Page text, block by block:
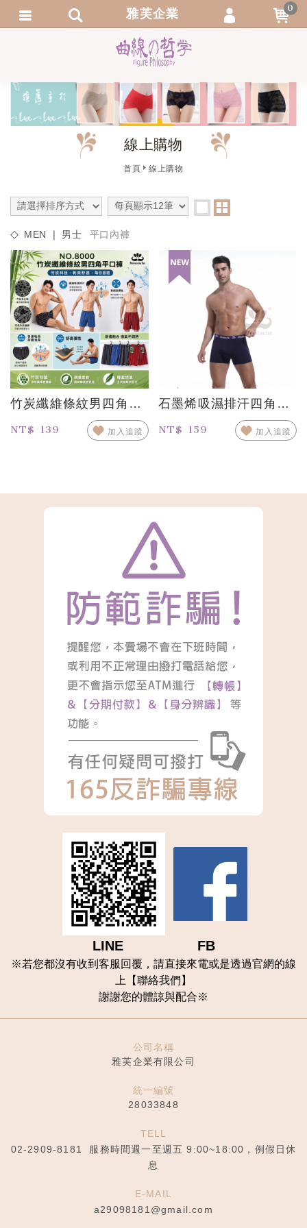
線上購物
首頁 線上購物
MEN ❘ 男士 平口內褲
竹炭纖維條紋男四角平口褲
NT$ 139 加入追蹤
石墨烯吸濕排汗四角平口褲
NT$ 159 加入追蹤
LINE FB
※若您都沒有收到客服回覆，請直接來電或是透過官網的線
上【聯絡我們 】
謝謝您的體諒與配合※
公司名稱
雅芙企業有限公司
統一編號
28033848
TELL
02-2909-8181
服務時間週一至週五 9:00~18:00，例假日休
息
E-MAIL
a29098181@gmail.com
雅芙企業 0
會員登入
會員註冊
忘記密碼
訂單查詢
追蹤清單
繁體中文